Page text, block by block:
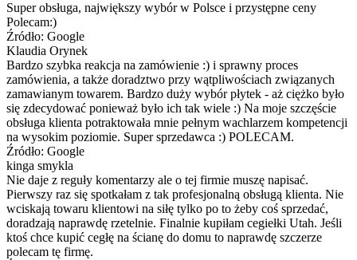
Super obsługa, największy wybór w Polsce i przystępne ceny
Polecam:)
Źródło: Google
Klaudia Orynek
Bardzo szybka reakcja na zamówienie :) i sprawny proces
zamówienia, a także doradztwo przy wątpliwościach związanych
zamawianym towarem. Bardzo duży wybór płytek - aż ciężko było
się zdecydować ponieważ było ich tak wiele :) Na moje szczęście
obsługa klienta potraktowała mnie pełnym wachlarzem kompetencji
na wysokim poziomie. Super sprzedawca :) POLECAM.
Źródło: Google
kinga smykla
Nie daje z reguły komentarzy ale o tej firmie muszę napisać.
Pierwszy raz się spotkałam z tak profesjonalną obsługą klienta. Nie
wciskają towaru klientowi na siłę tylko po to żeby coś sprzedać,
doradzają naprawdę rzetelnie. Finalnie kupiłam cegiełki Utah. Jeśli
ktoś chce kupić cegłę na ścianę do domu to naprawdę szczerze
polecam tę firmę.